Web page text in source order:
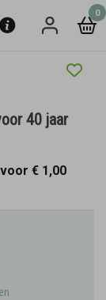
0
40 jaar
€ 1,00